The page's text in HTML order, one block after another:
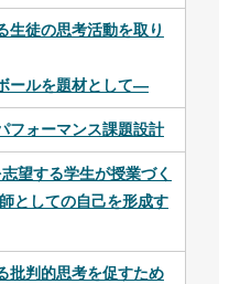
生徒の思考活動を取り
ールを題材として―
フォーマンス課題設計
望する学生が授業づく
としての自己を形成す
批判的思考を促すため